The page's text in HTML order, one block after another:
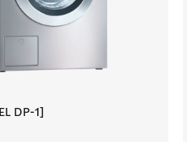
DP-1]